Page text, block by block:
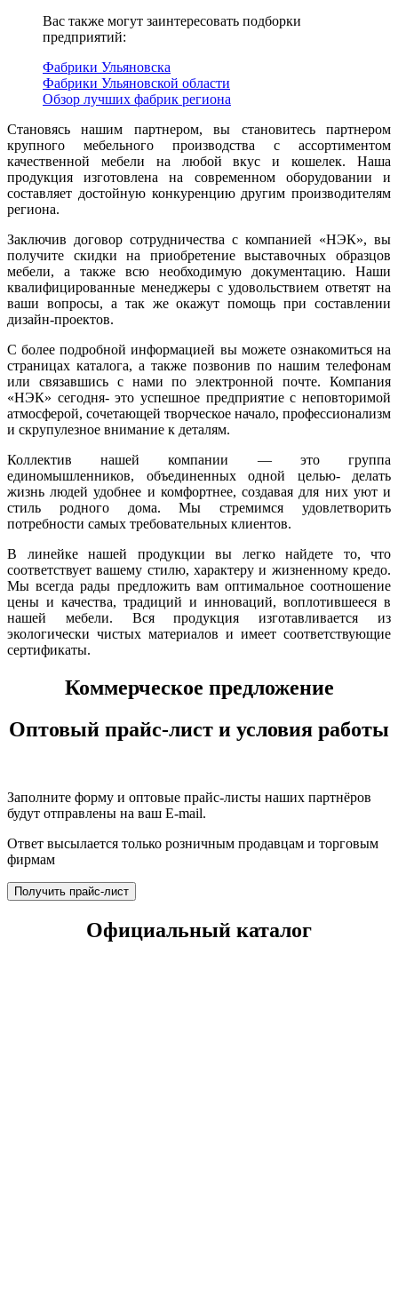
Вас также могут заинтересовать подборки
предприятий:
Фабрики Ульяновска
Фабрики Ульяновской области
Обзор лучших фабрик региона
Становясь нашим партнером, вы становитесь партнером
крупного мебельного производства с ассортиментом
качественной мебели на любой вкус и кошелек. Наша
продукция изготовлена на современном оборудовании и
составляет достойную конкуренцию другим производителям
региона.
Заключив договор сотрудничества с компанией «НЭК», вы
получите скидки на приобретение выставочных образцов
мебели, а также всю необходимую документацию. Наши
квалифицированные менеджеры с удовольствием ответят на
ваши вопросы, а так же окажут помощь при составлении
дизайн-проектов.
С более подробной информацией вы можете ознакомиться на
страницах каталога, а также позвонив по нашим телефонам
или связавшись с нами по электронной почте. Компания
«НЭК» сегодня- это успешное предприятие с неповторимой
атмосферой, сочетающей творческое начало, профессионализм
и скрупулезное внимание к деталям.
Коллектив нашей компании — это группа
единомышленников, объединенных одной целью- делать
жизнь людей удобнее и комфортнее, создавая для них уют и
стиль родного дома. Мы стремимся удовлетворить
потребности самых требовательных клиентов.
В линейке нашей продукции вы легко найдете то, что
соответствует вашему стилю, характеру и жизненному кредо.
Мы всегда рады предложить вам оптимальное соотношение
цены и качества, традиций и инноваций, воплотившееся в
нашей мебели. Вся продукция изготавливается из
экологически чистых материалов и имеет соответствующие
сертификаты.
Коммерческое предложение
Оптовый прайс-лист и условия работы
Заполните форму и оптовые прайс-листы наших партнёров
будут отправлены на ваш E-mail.
Ответ высылается только розничным продавцам и торговым
фирмам
Получить прайс-лист
Официальный каталог